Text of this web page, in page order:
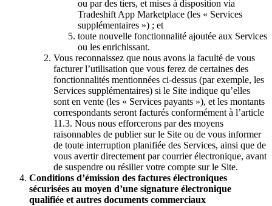
ou par des tiers, et mises à disposition via
Tradeshift App Marketplace (les « Services
supplémentaires ») ; et
toute nouvelle fonctionnalité ajoutée aux Services
ou les enrichissant.
Vous reconnaissez que nous avons la faculté de vous
facturer l’utilisation que vous ferez de certaines des
fonctionnalités mentionnées ci-dessus (par exemple, les
Services supplémentaires) si le Site indique qu’elles
sont en vente (les « Services payants »), et les montants
correspondants seront facturés conformément à l’article
11.3. Nous nous efforcerons par des moyens
raisonnables de publier sur le Site ou de vous informer
de toute interruption planifiée des Services, ainsi que de
vous avertir directement par courrier électronique, avant
de suspendre ou résilier votre compte sur le Site.
Conditions d’émission des factures électroniques
sécurisées au moyen d’une signature électronique
qualifiée et autres documents commerciaux